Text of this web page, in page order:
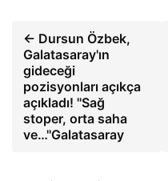
← Dursun Özbek,
Galatasaray'ın
gideceği
pozisyonları açıkça
açıkladı! ''Sağ
stoper, orta saha
ve…''Galatasaray